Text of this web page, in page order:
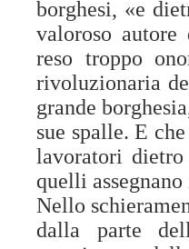
borghesi, «e
valoroso
reso troppo
rivoluzionaria
grande
sue spalle. E
lavoratori
quelli
Nello
dalla parte